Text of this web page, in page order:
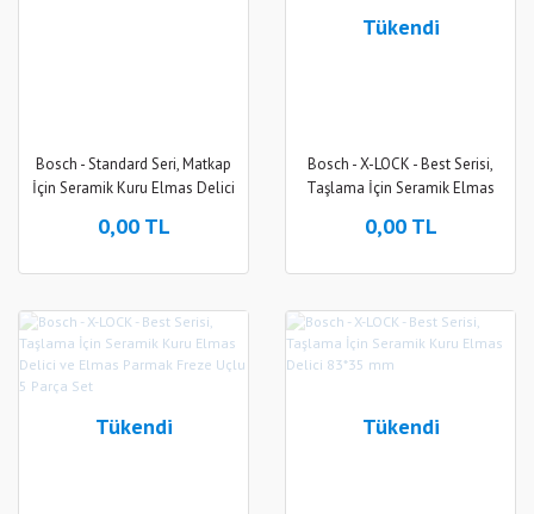
Bosch - Standard Seri, Matkap
İçin Seramik Kuru Elmas Delici
0,00 TL
Tükendi
Bosch - X-LOCK - Best Serisi,
Taşlama İçin Seramik Elmas
0,00 TL
Tükendi Tükendi